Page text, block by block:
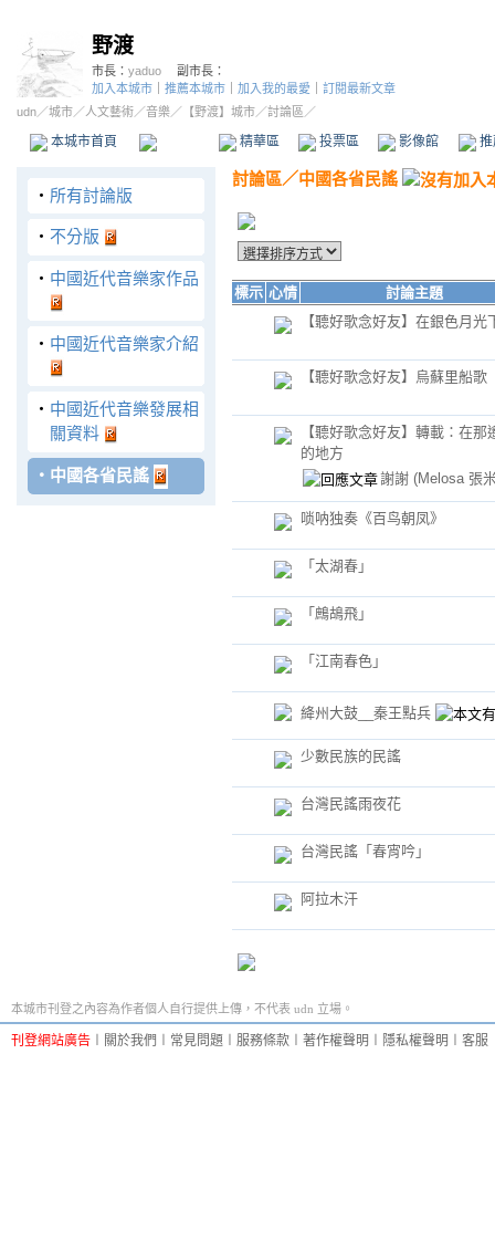
野渡
市長： yaduo
副市長：
加入本城市
推薦本城市 加入我的最愛
訂閱最新文章
udn／城市／人文藝術／音樂／ 【野渡】城市／討論區／
本城市首頁 精華區 投票區 影像館
‧ 所有討論版
‧ 不分版
‧ 中國近代音樂家作品
‧ 中國近代音樂家介紹
‧ 中國近代音樂發展相
關資料
‧ 中國各省民謠
討論區／中國各省民謠
標示 心情
討論主題
【聽好歌念好友】在銀色月光
【聽好歌念好友】烏蘇里船歌
【聽好歌念好友】轉載：在那
的地方
謝謝 (Melosa 張
唢呐独奏《百鸟朝凤》
「太湖春」
「鷓鴣飛」
「江南春色」
絳州大鼓__秦王點兵
少數民族的民謠
台灣民謠雨夜花
台灣民謠「春宵吟」
阿拉木汗
本城市刊登之內容為作者個人自行提供上傳，不代表 udn 立場。
刊登網站廣告 關於我們 常見問題 服務條款 著作權聲明 隱私權聲明 客服